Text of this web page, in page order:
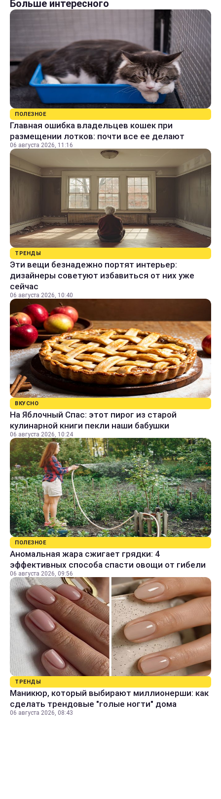
Больше интересного
ПОЛЕЗНОЕ
Главная ошибка владельцев кошек при
размещении лотков: почти все ее делают
06 августа 2026, 11:16
ТРЕНДЫ
Эти вещи безнадежно портят интерьер:
дизайнеры советуют избавиться от них уже
сейчас
06 августа 2026, 10:40
ВКУСНО
На Яблочный Спас: этот пирог из старой
кулинарной книги пекли наши бабушки
06 августа 2026, 10:24
ПОЛЕЗНОЕ
Аномальная жара сжигает грядки: 4
эффективных способа спасти овощи от гибели
06 августа 2026, 09:56
ТРЕНДЫ
Маникюр, который выбирают миллионерши: как
сделать трендовые "голые ногти" дома
06 августа 2026, 08:43